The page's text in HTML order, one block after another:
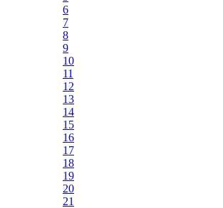
6
7
8
9
10
11
12
13
14
15
16
17
18
19
20
21